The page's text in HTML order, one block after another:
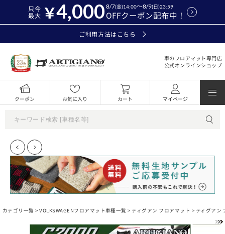
只今
最大
4,000OFFクーポン配布中！
8/7(金)14:00～8/9(日)23:59
ご利用方法はこちら
車のフロアマット専門店
公式オンラインショップ
クーポン お気に入り カート マイページ
カテゴリ一覧 >VOLKSWAGENフロアマット車種一覧 > ティグアン フロアマット > ティグアン